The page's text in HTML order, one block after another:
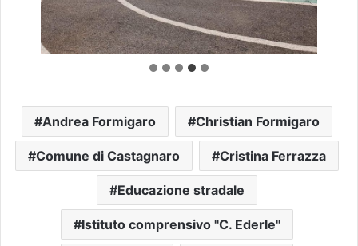
Andrea Formigaro Christian Formigaro
Comune di Castagnaro Cristina Ferrazza
Educazione stradale
Istituto comprensivo "C. Ederle"